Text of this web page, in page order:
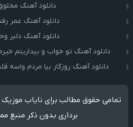
دانلود آهنگ
دانلود آهنگ عمر
دانلود آهنگ دلبر
دانلود آهنگ تو خواب و بیداریتم
دانلود آهنگ روزگار بیا مردم واسه
تمامی حقوق مطالب برای نایاب
برداری بدون ذکر منبع